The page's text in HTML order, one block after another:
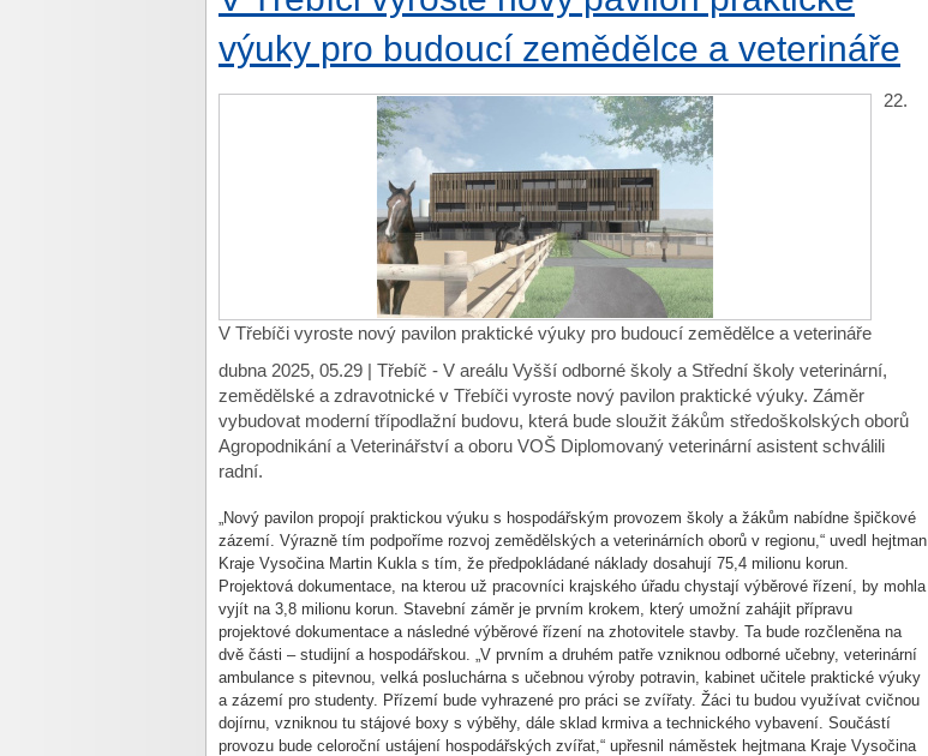
výuky pro budoucí zemědělce a veterináře
V Třebíči vyroste nový pavilon praktické výuky pro budoucí zemědělce a veterináře
22.
dubna 2025, 05.29 | Třebíč - V areálu Vyšší odborné školy a Střední školy veterinární,
zemědělské a zdravotnické v Třebíči vyroste nový pavilon praktické výuky. Záměr
vybudovat moderní třípodlažní budovu, která bude sloužit žákům středoškolských oborů
Agropodnikání a Veterinářství a oboru VOŠ Diplomovaný veterinární asistent schválili
radní.
„Nový pavilon propojí praktickou výuku s hospodářským provozem školy a žákům nabídne špičkové
zázemí. Výrazně tím podpoříme rozvoj zemědělských a veterinárních oborů v regionu,“ uvedl hejtman
Kraje Vysočina Martin Kukla s tím, že předpokládané náklady dosahují 75,4 milionu korun.
Projektová dokumentace, na kterou už pracovníci krajského úřadu chystají výběrové řízení, by mohla
vyjít na 3,8 milionu korun. Stavební záměr je prvním krokem, který umožní zahájit přípravu
projektové dokumentace a následné výběrové řízení na zhotovitele stavby. Ta bude rozčleněna na
dvě části – studijní a hospodářskou. „V prvním a druhém patře vzniknou odborné učebny, veterinární
ambulance s pitevnou, velká posluchárna s učebnou výroby potravin, kabinet učitele praktické výuky
a zázemí pro studenty. Přízemí bude vyhrazené pro práci se zvířaty. Žáci tu budou využívat cvičnou
dojírnu, vzniknou tu stájové boxy s výběhy, dále sklad krmiva a technického vybavení. Součástí
provozu bude celoroční ustájení hospodářských zvířat,“ upřesnil náměstek hejtmana Kraje Vysočina